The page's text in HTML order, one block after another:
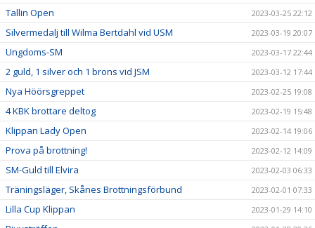
Tallin Open 2023-03-25 22:12
Silvermedalj till Wilma Bertdahl vid USM 2023-03-19 20:07
Ungdoms-SM 2023-03-17 22:44
2 guld, 1 silver och 1 brons vid JSM 2023-03-12 17:44
Nya Höörsgreppet 2023-02-25 19:08
4 KBK brottare deltog 2023-02-19 15:48
Klippan Lady Open 2023-02-14 19:06
Prova på brottning! 2023-02-12 14:09
SM-Guld till Elvira 2023-02-03 06:33
Träningsläger, Skånes Brottningsförbund 2023-02-01 07:33
Lilla Cup Klippan 2023-01-29 14:10